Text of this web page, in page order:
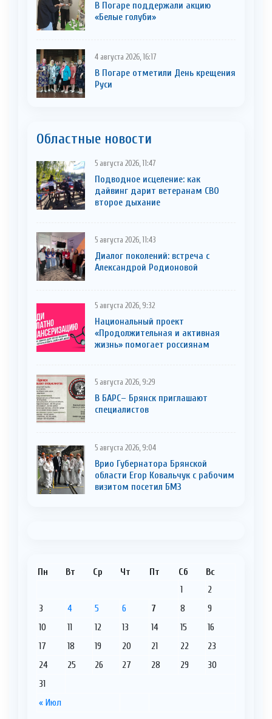
В Погаре поддержали акцию
«Белые голуби»
4 августа 2026, 16:17
В Погаре отметили День крещения
Руси
Областные новости
5 августа 2026, 11:47
Подводное исцеление: как
дайвинг дарит ветеранам СВО
второе дыхание
5 августа 2026, 11:43
Диалог поколений: встреча с
Александрой Родионовой
5 августа 2026, 9:32
Национальный проект
«Продолжительная и активная
жизнь» помогает россиянам
5 августа 2026, 9:29
В БАРС– Брянcк приглaшают
cпециaлистoв
5 августа 2026, 9:04
Врио Губернатора Брянской
области Егор Ковальчук с рабочим
визитом посетил БМЗ
Пн Вт Ср Чт Пт Сб Вс
« Июл
1
2
3
4 5 6 7 8
9
10
11 12 13 14 15
16
17
18 19 20 21 22
23
24
25 26 27 28 29
30
31